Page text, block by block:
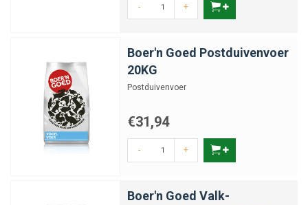
- +
Boer'n Goed Postduivenvoer
20KG
Postduivenvoer
€31,94
- +
Boer'n Goed Valk-